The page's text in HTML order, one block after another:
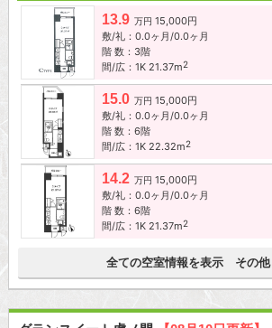
13.9 万円 15,000円
敷/礼：0.0ヶ月/0.0ヶ月
階 数：3階
間/広：1K 21.37m2
15.0 万円 15,000円
敷/礼：0.0ヶ月/0.0ヶ月
階 数：6階
間/広：1K 22.32m2
14.2 万円 15,000円
敷/礼：0.0ヶ月/0.0ヶ月
階 数：6階
間/広：1K 21.37m2
全ての空室情報を表示 その他